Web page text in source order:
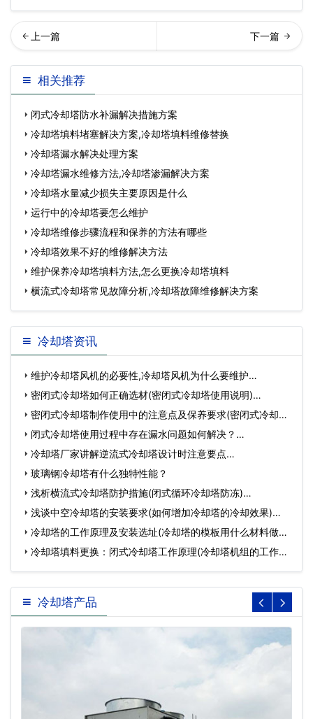
季节如何维护保养冷却塔增
加使用寿命…
却塔填料堵塞解决方案,冷却
塔填料维修替换
相关推荐
闭式冷却塔防水补漏解决措施方案
冷却塔填料堵塞解决方案,冷却塔填料维修替换
冷却塔漏水解决处理方案
冷却塔漏水维修方法,冷却塔渗漏解决方案
冷却塔水量减少损失主要原因是什么
运行中的冷却塔要怎么维护
冷却塔维修步骤流程和保养的方法有哪些
冷却塔效果不好的维修解决方法
维护保养冷却塔填料方法,怎么更换冷却塔填料
横流式冷却塔常见故障分析,冷却塔故障维修解决方案
冷却塔资讯
维护冷却塔风机的必要性,冷却塔风机为什么要维护…
密闭式冷却塔如何正确选材(密闭式冷却塔使用说明)…
密闭式冷却塔制作使用中的注意点及保养要求(密闭式冷却塔
构…闭式冷却塔使用过程中存在漏水问题如何解决？…
冷却塔厂家讲解逆流式冷却塔设计时注意要点…
玻璃钢冷却塔有什么独特性能？
浅析横流式冷却塔防护措施(闭式循环冷却塔防冻)…
浅谈中空冷却塔的安装要求(如何增加冷却塔的冷却效果)…
冷却塔的工作原理及安装选址(冷却塔的模板用什么材料做成
的…冷却塔填料更换：闭式冷却塔工作原理(冷却塔机组的工作原
理图…
冷却塔产品